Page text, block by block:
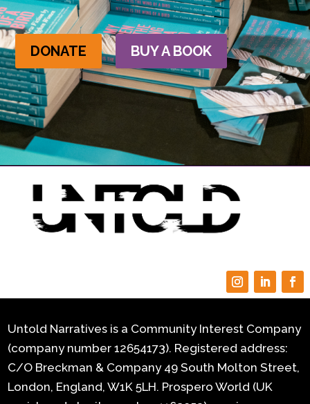
DONATE BUY A BOOK
Untold Narratives is a Community Interest Company
(company number 12654173). Registered address:
C/O Breckman & Company 49 South Molton Street,
London, England, W1K 5LH. Prospero World (UK